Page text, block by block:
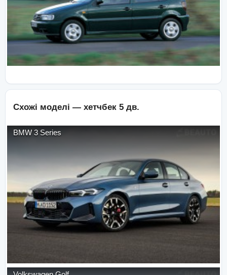
Схожі моделі — хетчбек 5 дв.
BMW 3 Series